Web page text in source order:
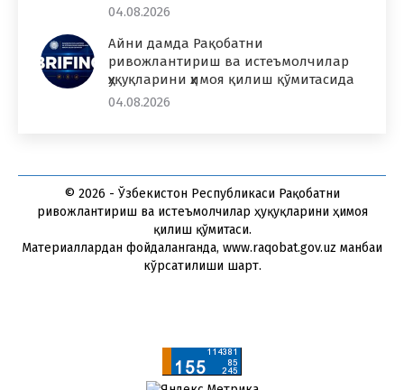
04.08.2026
Айни дамда Рақобатни
ривожлантириш ва истеъмолчилар
ҳуқуқларини ҳимоя қилиш қўмитасида
04.08.2026
© 2026 - Ўзбекистон Республикаси Рақобатни
ривожлантириш ва истеъмолчилар ҳуқуқларини ҳимоя
қилиш қўмитаси.
Материаллардан фойдаланганда, www.raqobat.gov.uz манбаи
кўрсатилиши шарт.